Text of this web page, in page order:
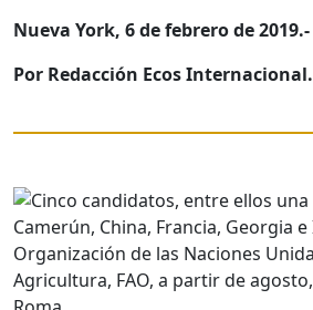
Nueva York, 6 de febrero de 2019.-
Por Redacción Ecos Internacional.